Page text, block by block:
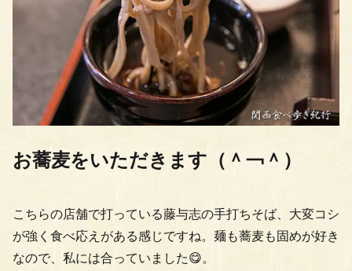
お蕎麦をいただきます（＾￢＾）
こちらの店舗で打っている藤与志の手打ちそば、大変コシ
が強く食べ応えがある感じですね。麺も蕎麦も固めが好き
なので、私には合っていました😋。